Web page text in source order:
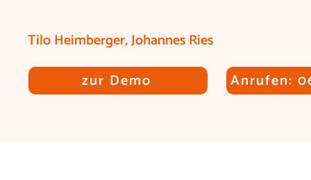
Tilo Heimberger, Johannes Ries
Anrufen:
zur Demo